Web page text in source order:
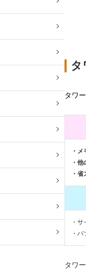
タ
タワ
・
・
・
・
・
タワ